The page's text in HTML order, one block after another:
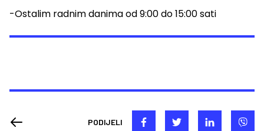
-Ostalim radnim danima od 9:00 do 15:00 sati
PODIJELI